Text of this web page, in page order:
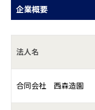
企業概要
法人名
合同会社 西森造園